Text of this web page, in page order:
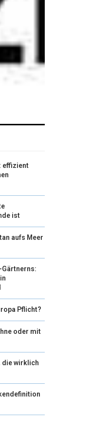
effizient
ist
aufs Meer
Gärtnerns:
Pflicht?
oder mit
die wirklich